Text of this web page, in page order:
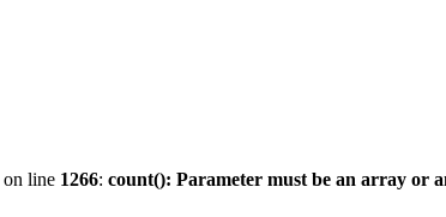
on line 1266: count(): Parameter must be an array or